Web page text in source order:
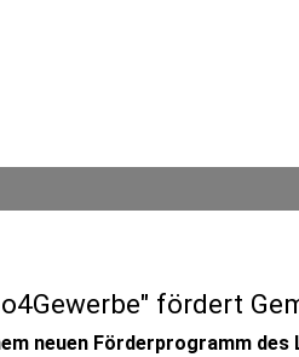
fördert
neuen Förderprogramm des